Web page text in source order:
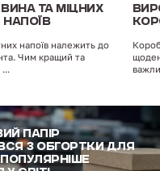
ТА МІЦНИХ
напоїв належить до
Чим кращий та
ПАПІР
З ОБГОРТКИ ДЛЯ